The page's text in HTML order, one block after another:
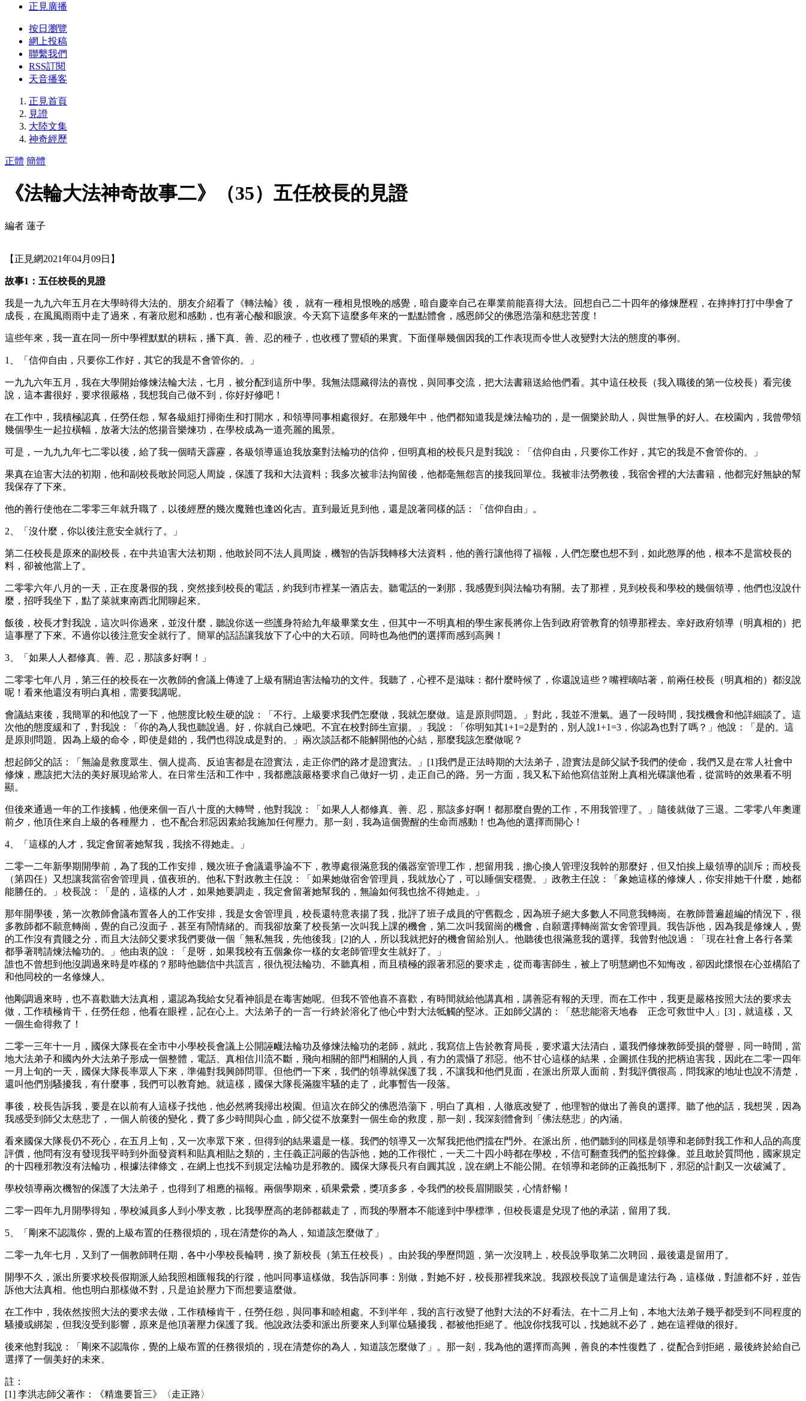
正見廣播
按日瀏覽
網上投稿
聯繫我們
RSS訂閱
天音播客
正見首頁
見證
大陸文集
神奇經歷
正體 簡體
《法輪大法神奇故事二》（35）五任校長的見證
編者 蓮子
【正見網2021年04月09日】
故事1：五任校長的見證
我是一九九六年五月在大學時得大法的。朋友介紹看了《轉法輪》後， 就有一種相見恨晚的感覺，暗自慶幸自己在畢業前能喜得大法。回想自己二十四年的修煉歷程，在摔摔打打中學會了
成長，在風風雨雨中走了過來，有著欣慰和感動，也有著心酸和眼淚。今天寫下這麼多年來的一點點體會，感恩師父的佛恩浩蕩和慈悲苦度！
這些年來，我一直在同一所中學裡默默的耕耘，播下真、善、忍的種子，也收穫了豐碩的果實。下面僅舉幾個因我的工作表現而令世人改變對大法的態度的事例。
1、「信仰自由，只要你工作好，其它的我是不會管你的。」
一九九六年五月，我在大學開始修煉法輪大法，七月，被分配到這所中學。我無法隱藏得法的喜悅，與同事交流，把大法書籍送給他們看。其中這任校長（我入職後的第一位校長）看完後
說，這本書很好，要求很嚴格，我想我自己做不到，你好好修吧！
在工作中，我積極認真，任勞任怨，幫各級組打掃衛生和打開水，和領導同事相處很好。在那幾年中，他們都知道我是煉法輪功的，是一個樂於助人，與世無爭的好人。在校園內，我曾帶領
幾個學生一起拉橫幅，放著大法的悠揚音樂煉功，在學校成為一道亮麗的風景。
可是，一九九九年七二零以後，給了我一個晴天霹靂，各級領導逼迫我放棄對法輪功的信仰，但明真相的校長只是對我說：「信仰自由，只要你工作好，其它的我是不會管你的。」
果真在迫害大法的初期，他和副校長敢於同惡人周旋，保護了我和大法資料；我多次被非法拘留後，他都毫無怨言的接我回單位。我被非法勞教後，我宿舍裡的大法書籍，他都完好無缺的幫
我保存了下來。
他的善行使他在二零零三年就升職了，以後經歷的幾次魔難也逢凶化吉。直到最近見到他，還是說著同樣的話：「信仰自由」。
2、「沒什麼，你以後注意安全就行了。」
第二任校長是原來的副校長，在中共迫害大法初期，他敢於同不法人員周旋，機智的告訴我轉移大法資料，他的善行讓他得了福報，人們怎麼也想不到，如此憨厚的他，根本不是當校長的
料，卻被他當上了。
二零零六年八月的一天，正在度暑假的我，突然接到校長的電話，約我到市裡某一酒店去。聽電話的一剎那，我感覺到與法輪功有關。去了那裡，見到校長和學校的幾個領導，他們也沒說什
麼，招呼我坐下，點了菜就東南西北閒聊起來。
飯後，校長才對我說，這次叫你過來，並沒什麼，聽說你送一些護身符給九年級畢業女生，但其中一不明真相的學生家長將你上告到政府管教育的領導那裡去。幸好政府領導（明真相的）把
這事壓了下來。不過你以後注意安全就行了。簡單的話語讓我放下了心中的大石頭。同時也為他們的選擇而感到高興！
3、「如果人人都修真、善、忍，那該多好啊！」
二零零七年八月，第三任的校長在一次教師的會議上傳達了上級有關迫害法輪功的文件。我聽了，心裡不是滋味：都什麼時候了，你還說這些？嘴裡嘀咕著，前兩任校長（明真相的）都沒說
呢！看來他還沒有明白真相，需要我講呢。
會議結束後，我簡單的和他說了一下，他態度比較生硬的說：「不行。上級要求我們怎麼做，我就怎麼做。這是原則問題。」對此，我並不泄氣。過了一段時間，我找機會和他詳細談了。這
次他的態度緩和了，對我說：「你的為人我也聽說過。好，你就自己煉吧。不宜在校對師生宣揚。」我說：「你明知其1+1=2是對的，別人說1+1=3，你認為也對了嗎？」他說：「是的。這
是原則問題。因為上級的命令，即使是錯的，我們也得說成是對的。」兩次談話都不能解開他的心結，那麼我該怎麼做呢？
想起師父的話：「無論是救度眾生、個人提高、反迫害都是在證實法，走正你們的路才是證實法。」[1]我們是正法時期的大法弟子，證實法是師父賦予我們的使命，我們又是在常人社會中
修煉，應該把大法的美好展現給常人。在日常生活和工作中，我都應該嚴格要求自己做好一切，走正自己的路。另一方面，我又私下給他寫信並附上真相光碟讓他看，從當時的效果看不明
顯。
但後來通過一年的工作接觸，他便來個一百八十度的大轉彎，他對我說：「如果人人都修真、善、忍，那該多好啊！都那麼自覺的工作，不用我管理了。」隨後就做了三退。二零零八年奧運
前夕，他頂住來自上級的各種壓力， 也不配合邪惡因素給我施加任何壓力。那一刻，我為這個覺醒的生命而感動！也為他的選擇而開心！
4、「這樣的人才，我定會留著她幫我，我捨不得她走。」
二零一二年新學期開學前，為了我的工作安排，幾次班子會議還爭論不下，教導處很滿意我的儀器室管理工作，想留用我，擔心換人管理沒我幹的那麼好，但又怕挨上級領導的訓斥；而校長
（第四任）又想讓我當宿舍管理員，值夜班的。他私下對政教主任說：「如果她做宿舍管理員，我就放心了，可以睡個安穩覺。」政教主任說：「象她這樣的修煉人，你安排她干什麼，她都
能勝任的。」校長說：「是的，這樣的人才，如果她要調走，我定會留著她幫我的，無論如何我也捨不得她走。」
那年開學後，第一次教師會議布置各人的工作安排，我是女舍管理員，校長還特意表揚了我，批評了班子成員的守舊觀念，因為班子絕大多數人不同意我轉崗。在教師普遍超編的情況下，很
多教師都不願意轉崗，覺的自己沒面子，甚至有鬧情緒的。而我卻放棄了校長第一次叫我上課的機會，第二次叫我留崗的機會，自願選擇轉崗當女舍管理員。我告訴他，因為我是修煉人，覺
的工作沒有貴賤之分，而且大法師父要求我們要做一個「無私無我，先他後我」[2]的人，所以我就把好的機會留給別人。他聽後也很滿意我的選擇。我曾對他說過：「現在社會上各行各業
都爭著聘請煉法輪功的。」他由衷的說：「是呀，如果我校有五個象你一樣的女老師管理女生就好了。」
誰也不曾想到他沒調過來時是咋樣的？那時他聽信中共謊言，很仇視法輪功、不聽真相，而且積極的跟著邪惡的要求走，從而毒害師生，被上了明慧網也不知悔改，卻因此懷恨在心並構陷了
和他同校的一名修煉人。
他剛調過來時，也不喜歡聽大法真相，還認為我給女兒看神韻是在毒害她呢。但我不管他喜不喜歡，有時間就給他講真相，講善惡有報的天理。而在工作中，我更是嚴格按照大法的要求去
做，工作積極肯干，任勞任怨，他看在眼裡，記在心上。大法弟子的一言一行終於溶化了他心中對大法牴觸的堅冰。正如師父講的：「慈悲能溶天地春 正念可救世中人」[3]，就這樣，又
一個生命得救了！
二零一三年十一月，國保大隊長在全市中小學校長會議上公開誣衊法輪功及修煉法輪功的老師，就此，我寫信上告於教育局長，要求還大法清白，還我們修煉教師受損的聲譽，同一時間，當
地大法弟子和國內外大法弟子形成一個整體，電話、真相信川流不斷，飛向相關的部門相關的人員，有力的震懾了邪惡。他不甘心這樣的結果，企圖抓住我的把柄迫害我，因此在二零一四年
一月上旬的一天，國保大隊長率眾人下來，準備對我興師問罪。但他們一下來，我們的領導就保護了我，不讓我和他們見面，在派出所眾人面前，對我評價很高，問我家的地址也說不清楚，
還叫他們別騷擾我，有什麼事，我們可以教育她。就這樣，國保大隊長滿腹牢騷的走了，此事暫告一段落。
事後，校長告訴我，要是在以前有人這樣子找他，他必然將我掃出校園。但這次在師父的佛恩浩蕩下，明白了真相，人徹底改變了，他理智的做出了善良的選擇。聽了他的話，我想哭，因為
我感受到師父太慈悲了，一個人前後的變化，費了多少時間與心血，師父從不放棄對一個生命的救度，那一刻，我深刻體會到「佛法慈悲」的內涵。
看來國保大隊長仍不死心，在五月上旬，又一次率眾下來，但得到的結果還是一樣。我們的領導又一次幫我把他們擋在門外。在派出所，他們聽到的同樣是領導和老師對我工作和人品的高度
評價，他問有沒有發現我平時到外面發資料和貼真相貼之類的，主任義正詞嚴的告訴他，她的工作很忙，一天二十四小時都在學校，不信可翻查我們的監控錄像。並且敢於質問他，國家規定
的十四種邪教沒有法輪功，根據法律條文，在網上也找不到規定法輪功是邪教的。國保大隊長只有自圓其說，說在網上不能公開。在領導和老師的正義抵制下，邪惡的計劃又一次破滅了。
學校領導兩次機智的保護了大法弟子，也得到了相應的福報。兩個學期來，碩果纍纍，獎項多多，令我們的校長眉開眼笑，心情舒暢！
二零一四年九月開學得知，學校減員多人到小學支教，比我學歷高的老師都裁走了，而我的學曆本不能達到中學標準，但校長還是兌現了他的承諾，留用了我。
5、「剛來不認識你，覺的上級布置的任務很煩的，現在清楚你的為人，知道該怎麼做了」
二零一九年七月，又到了一個教師聘任期，各中小學校長輪聘，換了新校長（第五任校長）。由於我的學歷問題，第一次沒聘上，校長說爭取第二次聘回，最後還是留用了。
開學不久，派出所要求校長假期派人給我照相匯報我的行蹤，他叫同事這樣做。我告訴同事：別做，對她不好，校長那裡我來說。我跟校長說了這個是違法行為，這樣做，對誰都不好，並告
訴他大法真相。他也明白那樣做不對，只是迫於壓力下而想要這麼做。
在工作中，我依然按照大法的要求去做，工作積極肯干，任勞任怨，與同事和睦相處。不到半年，我的言行改變了他對大法的不好看法。在十二月上旬，本地大法弟子幾乎都受到不同程度的
騷擾或綁架，但我沒受到影響，原來是他頂著壓力保護了我。他說政法委和派出所要來人到單位騷擾我，都被他拒絕了。他說你找我可以，找她就不必了，她在這裡做的很好。
後來他對我說：「剛來不認識你，覺的上級布置的任務很煩的，現在清楚你的為人，知道該怎麼做了」。那一刻，我為他的選擇而高興，善良的本性復甦了，從配合到拒絕，最後終於給自己
選擇了一個美好的未來。
註：
[1] 李洪志師父著作：《精進要旨三》〈走正路〉